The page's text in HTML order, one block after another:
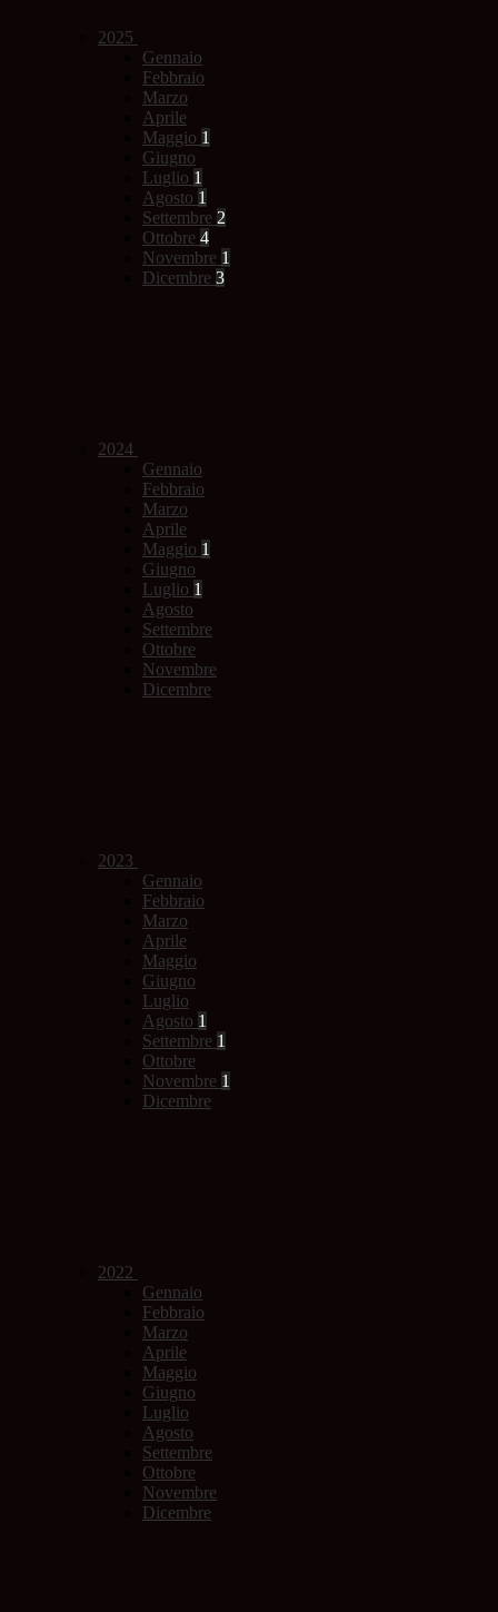
2025
Gennaio
Febbraio
Marzo
Aprile
Maggio 1
Giugno
Luglio 1
Agosto 1
Settembre 2
Ottobre 4
Novembre 1
Dicembre 3
2024
Gennaio
Febbraio
Marzo
Aprile
Maggio 1
Giugno
Luglio 1
Agosto
Settembre
Ottobre
Novembre
Dicembre
2023
Gennaio
Febbraio
Marzo
Aprile
Maggio
Giugno
Luglio
Agosto 1
Settembre 1
Ottobre
Novembre 1
Dicembre
2022
Gennaio
Febbraio
Marzo
Aprile
Maggio
Giugno
Luglio
Agosto
Settembre
Ottobre
Novembre
Dicembre